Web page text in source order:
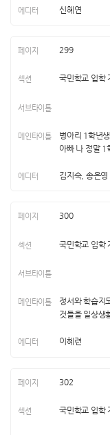
신혜연
299
국민학교 입학
병아리 1학년
아빠 나 정말 1
김지숙, 송은영
300
국민학교 입학
정서와 학습지
것들을 일상생
이혜련
302
국민학교 입학